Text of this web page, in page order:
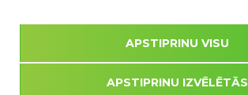
APSTIPRINU VISU
APSTIPRINU IZVĒLĒTĀS